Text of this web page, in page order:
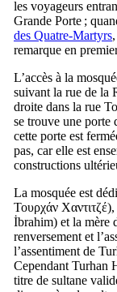
les voyageurs
Grande Porte ;
des Quatre-Martyrs
remarque en
L’accès à la
suivant la rue de la
droite dans la rue
se trouve une porte
cette porte est
pas, car elle est
constructions
La mosquée est
Τουρχάν Χαντιτζέ),
İbrahim) et la mère
renversement et
l’assentiment de
Cependant Turhan
titre de sultane